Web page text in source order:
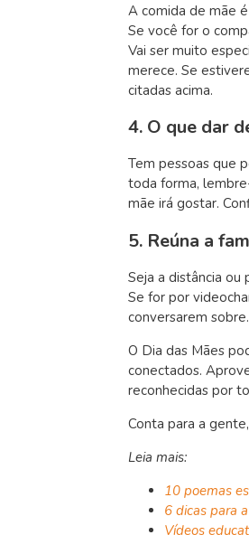
A comida de mãe
Se você for o
Vai ser muito
merece. Se
citadas acima.
4. O que dar
Tem pessoas que
toda forma,
mãe irá gostar.
5. Reúna a
Seja a distância ou
Se for por
conversarem
O Dia das Mães
conectados.
reconhecidas por
Conta para a
Leia mais:
10 poemas
6 dicas para
Vídeos